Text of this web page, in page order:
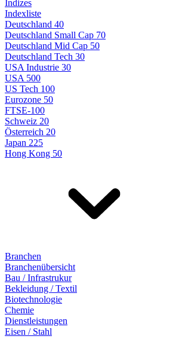
Indizes
Indexliste
Deutschland 40
Deutschland Small Cap 70
Deutschland Mid Cap 50
Deutschland Tech 30
USA Industrie 30
USA 500
US Tech 100
Eurozone 50
FTSE-100
Schweiz 20
Österreich 20
Japan 225
Hong Kong 50
Branchen
Branchenübersicht
Bau / Infrastrukur
Bekleidung / Textil
Biotechnologie
Chemie
Dienstleistungen
Eisen / Stahl